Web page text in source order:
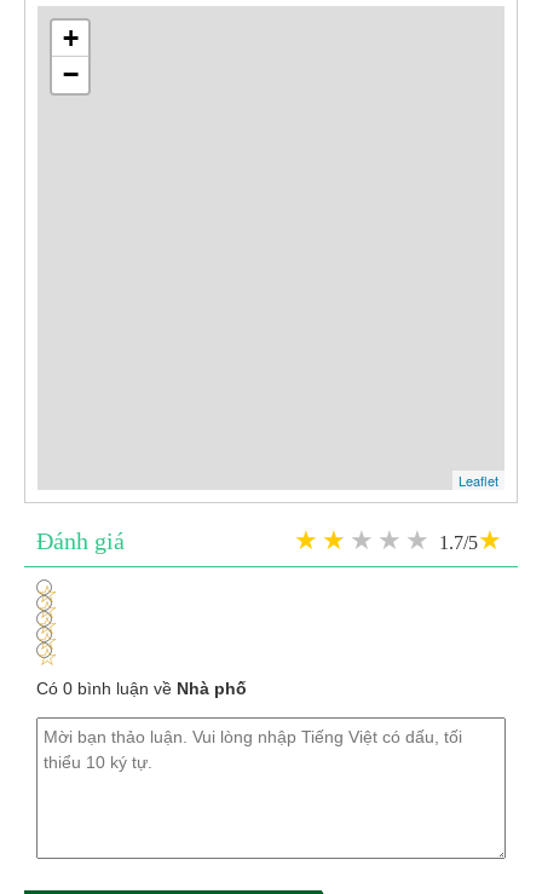
+
−
Leaflet
Đánh giá 1.7/5
1
2
3
4
5
Có 0 bình luận về Nhà phố